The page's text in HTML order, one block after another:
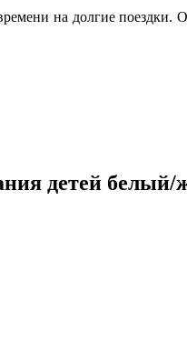
на долгие
детей